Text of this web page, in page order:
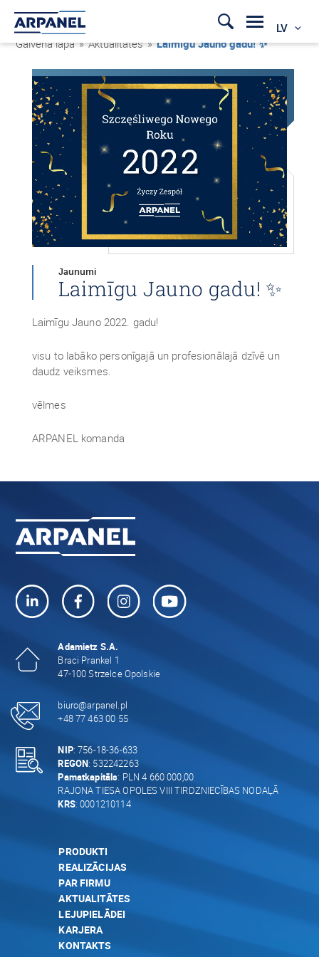
LV
Galvenā lapa » Aktualitātes »Laimīgu Jauno gadu! ✨
Jaunumi
Laimīgu Jauno gadu! ✨
Laimīgu Jauno 2022. gadu!
visu to labāko personīgajā un profesionālajā dzīvē un
daudz veiksmes.
vēlmes
ARPANEL komanda
Adamietz S.A.
Braci Prankel 1
47-100 Strzelce Opolskie
biuro@arpanel.pl
+48 77 463 00 55
NIP: 756-18-36-633
REGON: 532242263
Pamatkapitāls: PLN 4 660 000,00
RAJONA TIESA OPOLES VIII TIRDZNIECĪBAS NODAĻĀ
KRS: 0001210114
PRODUKTI
REALIZĀCIJAS
PAR FIRMU
AKTUALITĀTES
LEJUPIELĀDEI
KARJERA
KONTAKTS